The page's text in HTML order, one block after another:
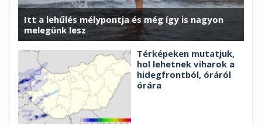
Itt a lehűlés mélypontja és még így is nagyon
melegünk lesz
Térképeken mutatjuk,
hol lehetnek viharok a
hidegfrontból, óráról
órára